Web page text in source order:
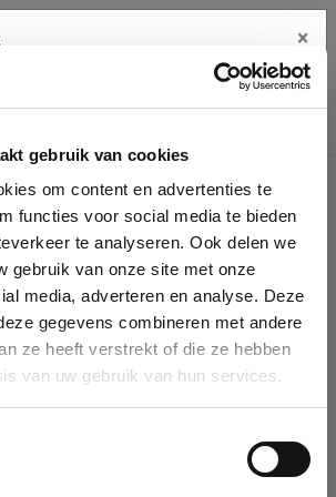
gebruik van cookies
om content en advertenties te
functies voor social media te bieden
te analyseren. Ook delen we
gebruik van onze site met onze
media, adverteren en analyse. Deze
gegevens combineren met andere
ze heeft verstrekt of die ze hebben
van uw gebruik van hun services.
company details
in our database by name, VAT or
company is selected it will auto-complete the
company in our database, you can create
×
klembord
knop te gebruiken om de fout te melden